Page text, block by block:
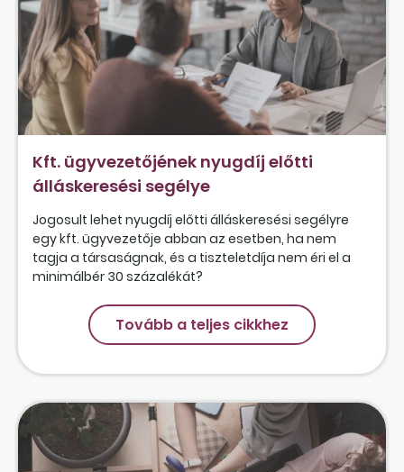
Kft. ügyvezetőjének nyugdíj előtti
álláskeresési segélye
Jogosult lehet nyugdíj előtti álláskeresési segélyre
egy kft. ügyvezetője abban az esetben, ha nem
tagja a társaságnak, és a tiszteletdíja nem éri el a
minimálbér 30 százalékát?
Tovább a teljes cikkhez